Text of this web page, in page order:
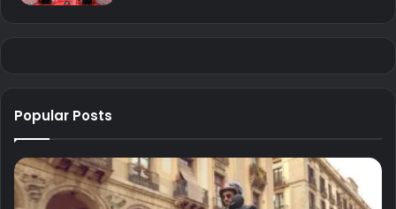
Popular Posts